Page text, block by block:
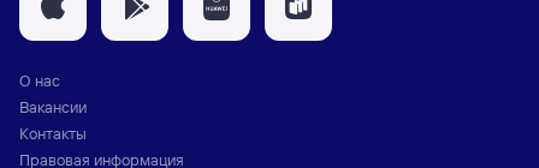
О нас
Вакансии
Контакты
Правовая информация